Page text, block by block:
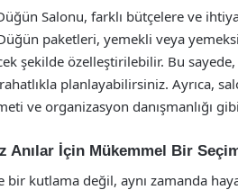
Salonu, farklı bütçelere ve
paketleri, yemekli veya
şekilde özelleştirilebilir. Bu
planlayabilirsiniz. Ayrıca,
ve organizasyon danışmanlığı
Anılar İçin Mükemmel Bir
bir kutlama değil, aynı zamanda